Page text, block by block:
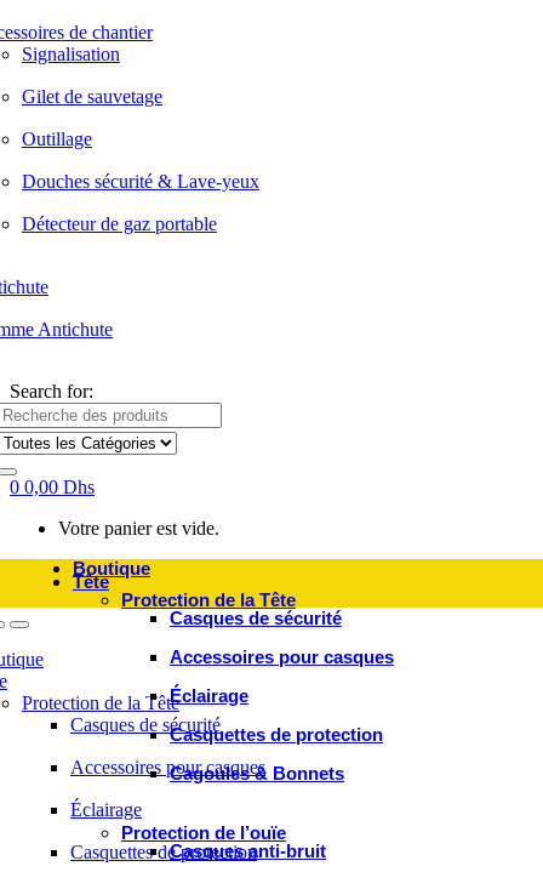
de chantier
Signalisation
Gilet de sauvetage
Outillage
Douches sécurité & Lave-yeux
Détecteur de gaz portable
Antichute
Search for:
0 0,00 Dhs
Votre panier est vide.
Boutique
Tête
Protection de la Tête
Casques de sécurité
Accessoires pour casques
Éclairage
Casquettes de protection
Cagoules & Bonnets
Protection de l’ouïe
Casques anti-bruit
Protection de la Tête
Casques de sécurité
Accessoires pour casques
Éclairage
Casquettes de protection